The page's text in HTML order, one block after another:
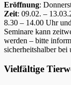
Eröffnung:
Zeit: 09.02. –
8.30 – 14.00 Uhr
Seminare kann
werden – bitte
sicherheitshalber bei
Vielfältige